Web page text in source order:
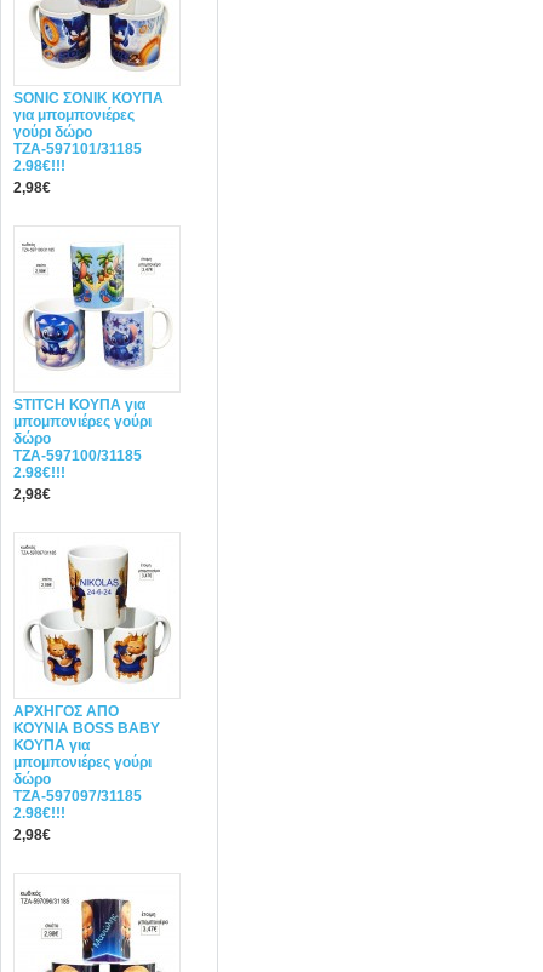
SONIC ΣΟΝΙΚ ΚΟΥΠΑ
για μπομπονιέρες
γούρι δώρο
ΤΖΑ-597101/31185
2.98€!!!
2,98€
STITCH ΚΟΥΠΑ για
μπομπονιέρες γούρι
δώρο
ΤΖΑ-597100/31185
2.98€!!!
2,98€
ΑΡΧΗΓΟΣ ΑΠΟ
ΚΟΥΝΙΑ BOSS BABY
ΚΟΥΠΑ για
μπομπονιέρες γούρι
δώρο
ΤΖΑ-597097/31185
2.98€!!!
2,98€